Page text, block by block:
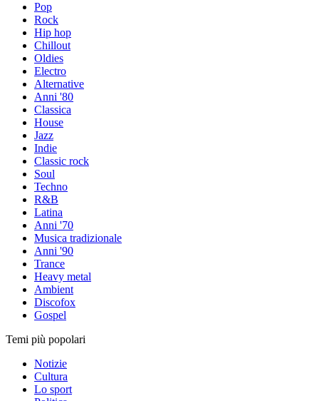
Pop
Rock
Hip hop
Chillout
Oldies
Electro
Alternative
Anni '80
Classica
House
Jazz
Indie
Classic rock
Soul
Techno
R&B
Latina
Anni '70
Musica tradizionale
Anni '90
Trance
Heavy metal
Ambient
Discofox
Gospel
Temi più popolari
Notizie
Cultura
Lo sport